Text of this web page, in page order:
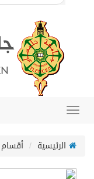
Toggle
الرئيسية